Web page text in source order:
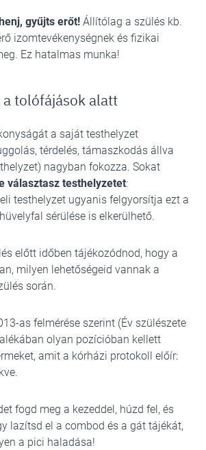
gyűjts erőt! Állítólag a szülés kb.
izomtevékenységnek és fizikai
Ez hatalmas munka!
tolófájások alatt
a saját testhelyzet
térdelés, támaszkodás állva
nagyban fokozza. Sokat
választasz testhelyzetet:
testhelyzet ugyanis felgyorsítja ezt a
sérülése is elkerülhető.
előtt időben tájékozódnod, hogy a
milyen lehetőségeid vannak a
során.
as felmérése szerint (Év szülészete
olyan pozícióban kellett
amit a kórházi protokoll előír:
fogd meg a kezeddel, húzd fel, és
lazítsd el a combod és a gát tájékát,
a pici haladása!